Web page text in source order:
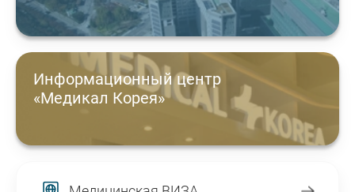
Информационный центр
«Медикал Корея»